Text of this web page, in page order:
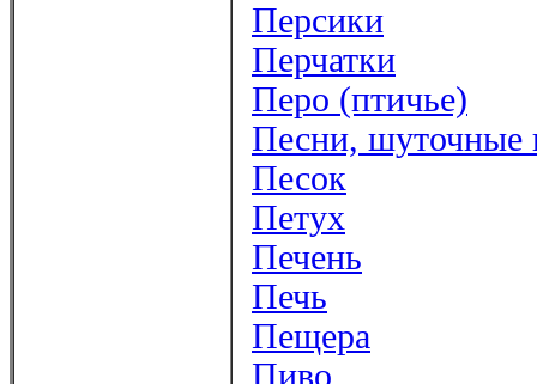
Персики
Перчатки
Перо (птичье)
Песни, шуточные
Песок
Петух
Печень
Печь
Пещера
Пиво